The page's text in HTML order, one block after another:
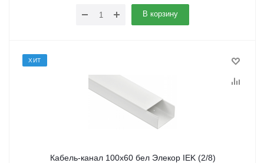
В корзину
ХИТ
Кабель-канал 100х60 бел Элекор IEK (2/8)